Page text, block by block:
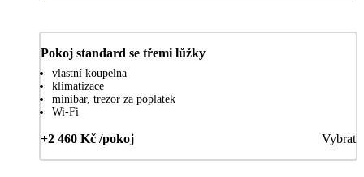
Pokoj standard se třemi lůžky
vlastní koupelna
klimatizace
minibar, trezor za poplatek
Wi-Fi
+2 460 Kč /pokoj Vybrat